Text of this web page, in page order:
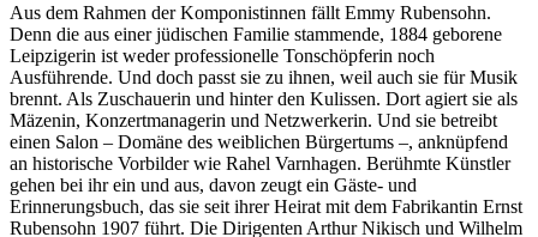
Aus dem Rahmen der Komponistinnen fällt Emmy Rubensohn.
Denn die aus einer jüdischen Familie stammende, 1884 geborene
Leipzigerin ist weder professionelle Tonschöpferin noch
Ausführende. Und doch passt sie zu ihnen, weil auch sie für Musik
brennt. Als Zuschauerin und hinter den Kulissen. Dort agiert sie als
Mäzenin, Konzertmanagerin und Netzwerkerin. Und sie betreibt
einen Salon – Domäne des weiblichen Bürgertums –, anknüpfend
an historische Vorbilder wie Rahel Varnhagen. Berühmte Künstler
gehen bei ihr ein und aus, davon zeugt ein Gäste- und
Erinnerungsbuch, das sie seit ihrer Heirat mit dem Fabrikantin Ernst
Rubensohn 1907 führt. Die Dirigenten Arthur Nikisch und Wilhelm